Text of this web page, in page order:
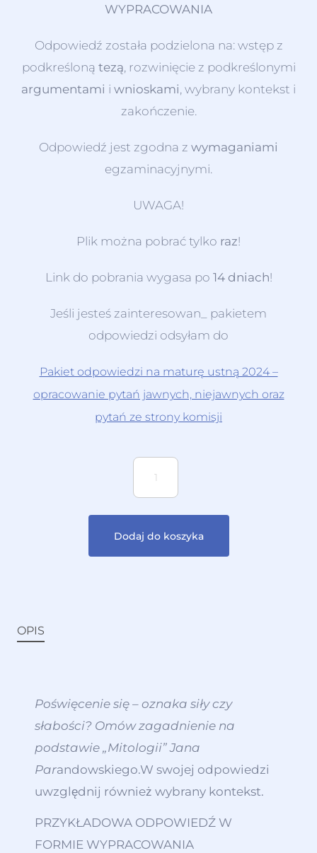
WYPRACOWANIA
Odpowiedź została podzielona na: wstęp z
podkreśloną tezą, rozwinięcie z podkreślonymi
argumentami i wnioskami, wybrany kontekst i
zakończenie.
Odpowiedź jest zgodna z wymaganiami
egzaminacyjnymi.
UWAGA!
Plik można pobrać tylko raz!
Link do pobrania wygasa po 14 dniach!
Jeśli jesteś zainteresowan_ pakietem
odpowiedzi odsyłam do
Pakiet odpowiedzi na maturę ustną 2024 –
opracowanie pytań jawnych, niejawnych oraz
pytań ze strony komisji
Dodaj do koszyka
OPIS
Poświęcenie się – oznaka siły czy
słabości? Omów zagadnienie na
podstawie „Mitologii” Jana
Parandowskiego.W swojej odpowiedzi
uwzględnij również wybrany kontekst.
PRZYKŁADOWA ODPOWIEDŹ W
FORMIE WYPRACOWANIA